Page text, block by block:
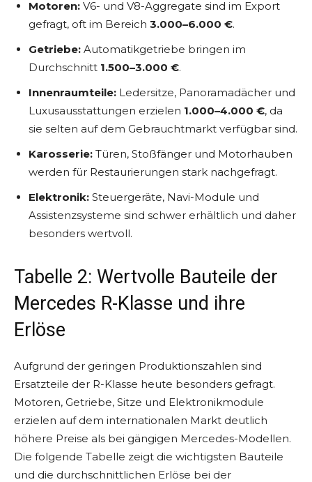
Motoren: V6- und V8-Aggregate sind im Export
gefragt, oft im Bereich 3.000–6.000 €.
Getriebe: Automatikgetriebe bringen im
Durchschnitt 1.500–3.000 €.
Innenraumteile: Ledersitze, Panoramadächer und
Luxusausstattungen erzielen 1.000–4.000 €, da
sie selten auf dem Gebrauchtmarkt verfügbar sind.
Karosserie: Türen, Stoßfänger und Motorhauben
werden für Restaurierungen stark nachgefragt.
Elektronik: Steuergeräte, Navi-Module und
Assistenzsysteme sind schwer erhältlich und daher
besonders wertvoll.
Tabelle 2: Wertvolle Bauteile der
Mercedes R-Klasse und ihre
Erlöse
Aufgrund der geringen Produktionszahlen sind
Ersatzteile der R-Klasse heute besonders gefragt.
Motoren, Getriebe, Sitze und Elektronikmodule
erzielen auf dem internationalen Markt deutlich
höhere Preise als bei gängigen Mercedes-Modellen.
Die folgende Tabelle zeigt die wichtigsten Bauteile
und die durchschnittlichen Erlöse bei der